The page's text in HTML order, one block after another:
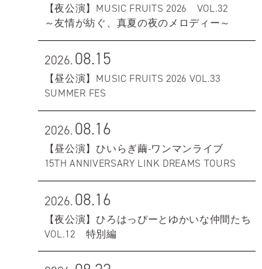
【夜公演】MUSIC FRUITS 2026 VOL.32
～友情が紡ぐ、真夏の夜のメロディー～
2026.08.15
【昼公演】MUSIC FRUITS 2026 VOL.33
SUMMER FES
2026.08.16
【昼公演】ひいらぎ繭-ワンマンライブ
15TH ANNIVERSARY LINK DREAMS TOURS
2026.08.16
【夜公演】ひろはっぴーとゆかいな仲間たち
VOL.12 特別編